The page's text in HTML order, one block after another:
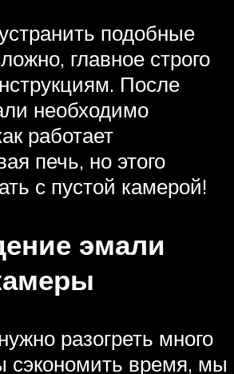
подобные
главное строго
После
необходимо
работает
печь, но этого
с пустой камерой!
эмали
разогреть много
сэкономить время, мы